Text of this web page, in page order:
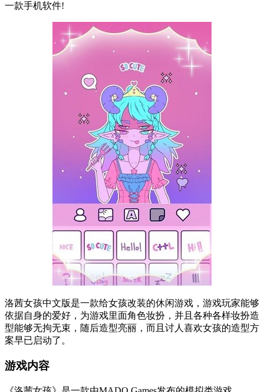
一款手机软件!
洛茜女孩中文版是一款给女孩改装的休闲游戏，游戏玩家能够
依据自身的爱好，为游戏里面角色妆扮，并且各种各样妆扮造
型能够无拘无束，随后造型亮丽，而且讨人喜欢女孩的造型方
案早已启动了。
游戏内容